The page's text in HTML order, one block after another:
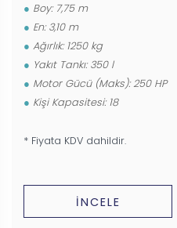
Boy: 7,75 m
En: 3,10 m
Ağırlık: 1250 kg
Yakıt Tankı: 350 l
Motor Gücü (Maks): 250 HP
Kişi Kapasitesi: 18
* Fiyata KDV dahildir.
İNCELE